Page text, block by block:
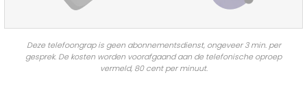
Deze telefoongrap is geen abonnementsdienst, ongeveer 3 min. per
gesprek. De kosten worden voorafgaand aan de telefonische oproep
vermeld, 80 cent per minuut.